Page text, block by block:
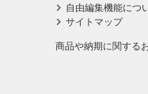
自由編集機能につ
サイトマップ
商品や納期に関する